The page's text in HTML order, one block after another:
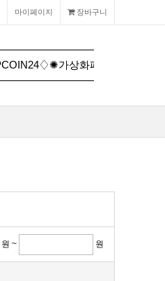
장바구니
마이페이지
원 ~ 원